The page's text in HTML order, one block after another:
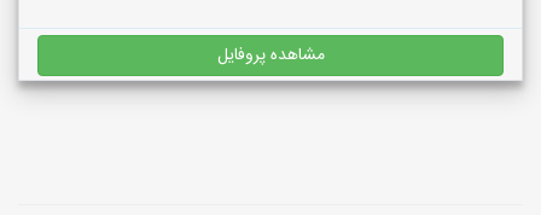
مشاهده پروفایل